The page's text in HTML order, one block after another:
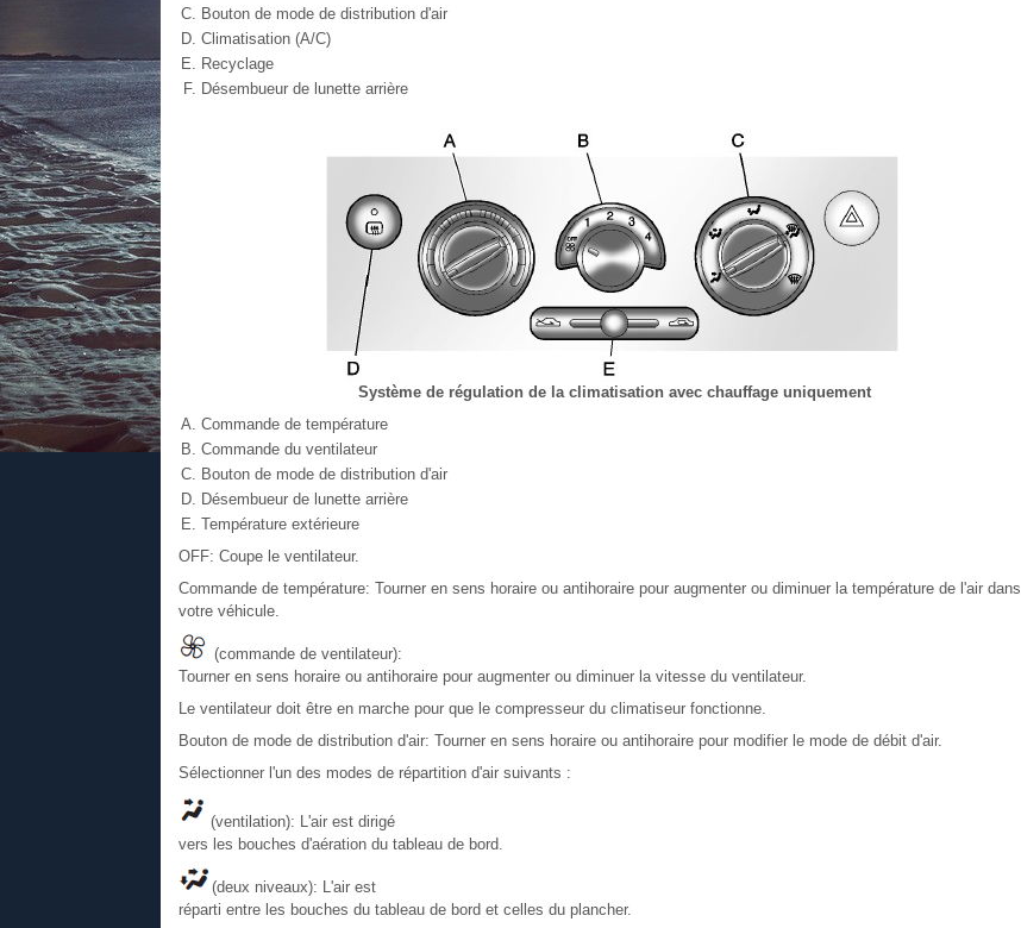
Bouton de mode de distribution d'air
Climatisation (A/C)
Recyclage
Désembueur de lunette arrière
Système de régulation de la climatisation avec chauffage uniquement
Commande de température
Commande du ventilateur
Bouton de mode de distribution d'air
Désembueur de lunette arrière
Température extérieure
OFF: Coupe le ventilateur.
Commande de température: Tourner en sens horaire ou antihoraire pour augmenter ou diminuer la température de l'air dans
votre véhicule.
(commande de ventilateur):
Tourner en sens horaire ou antihoraire pour augmenter ou diminuer la vitesse du ventilateur.
Le ventilateur doit être en marche pour que le compresseur du climatiseur fonctionne.
Bouton de mode de distribution d'air: Tourner en sens horaire ou antihoraire pour modifier le mode de débit d'air.
Sélectionner l'un des modes de répartition d'air suivants :
(ventilation): L'air est dirigé
vers les bouches d'aération du tableau de bord.
(deux niveaux): L'air est
réparti entre les bouches du tableau de bord et celles du plancher.